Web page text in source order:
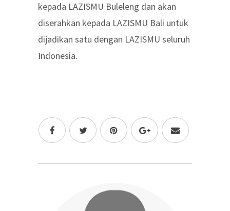
kepada LAZISMU Buleleng dan akan
diserahkan kepada LAZISMU Bali untuk
dijadikan satu dengan LAZISMU seluruh
Indonesia.